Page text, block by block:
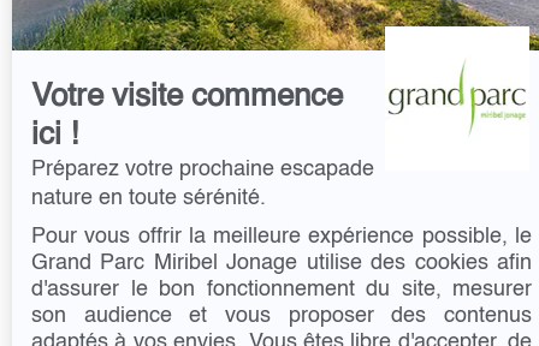
Votre visite commence
ici !
Préparez votre prochaine escapade
nature en toute sérénité.
Pour vous offrir la meilleure expérience possible, le
Grand Parc Miribel Jonage utilise des cookies afin
d'assurer le bon fonctionnement du site, mesurer
son audience et vous proposer des contenus